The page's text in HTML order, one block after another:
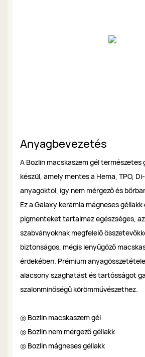
Anyagbevezetés
A Bozlin macskaszem gél
készül, amely mentes a Hema, TPO,
anyagoktól, így nem mérgező és
Ez a Galaxy kerámia mágneses
pigmenteket tartalmaz egészséges, az
szabványoknak megfelelő
biztonságos, mégis lenyűgöző
érdekében. Prémium
alacsony szaghatást és tartósságot
szalonminőségű körömművészethez.
◎ Bozlin macskaszem gél
◎ Bozlin nem mérgező géllakk
◎ Bozlin mágneses géllakk